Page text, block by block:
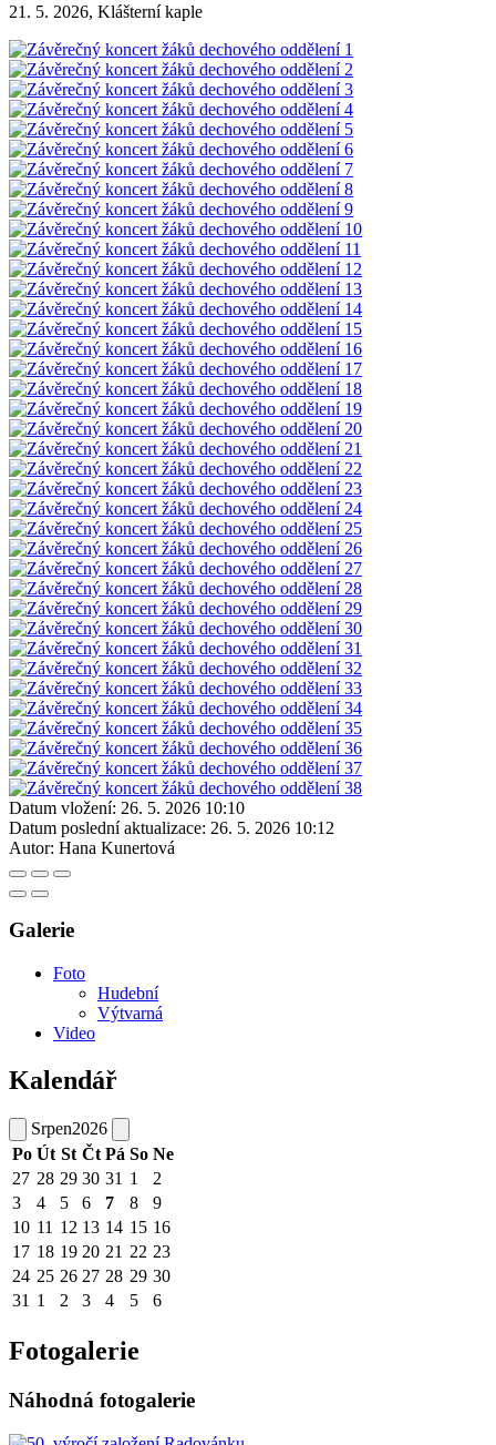
21. 5. 2026, Klášterní kaple
Datum vložení: 26. 5. 2026 10:10
Datum poslední aktualizace: 26. 5. 2026 10:12
Autor: Hana Kunertová
Galerie
Foto
Hudební
Výtvarná
Video
Kalendář
Srpen2026
Po Út St Čt Pá So Ne
27 28 29 30 31 1
2
3
4 5 6 7 8
9
10 11 12 13 14 15 16
17 18 19 20 21 22 23
24 25 26 27 28 29 30
31 1 2 3 4 5 6
Fotogalerie
Náhodná fotogalerie